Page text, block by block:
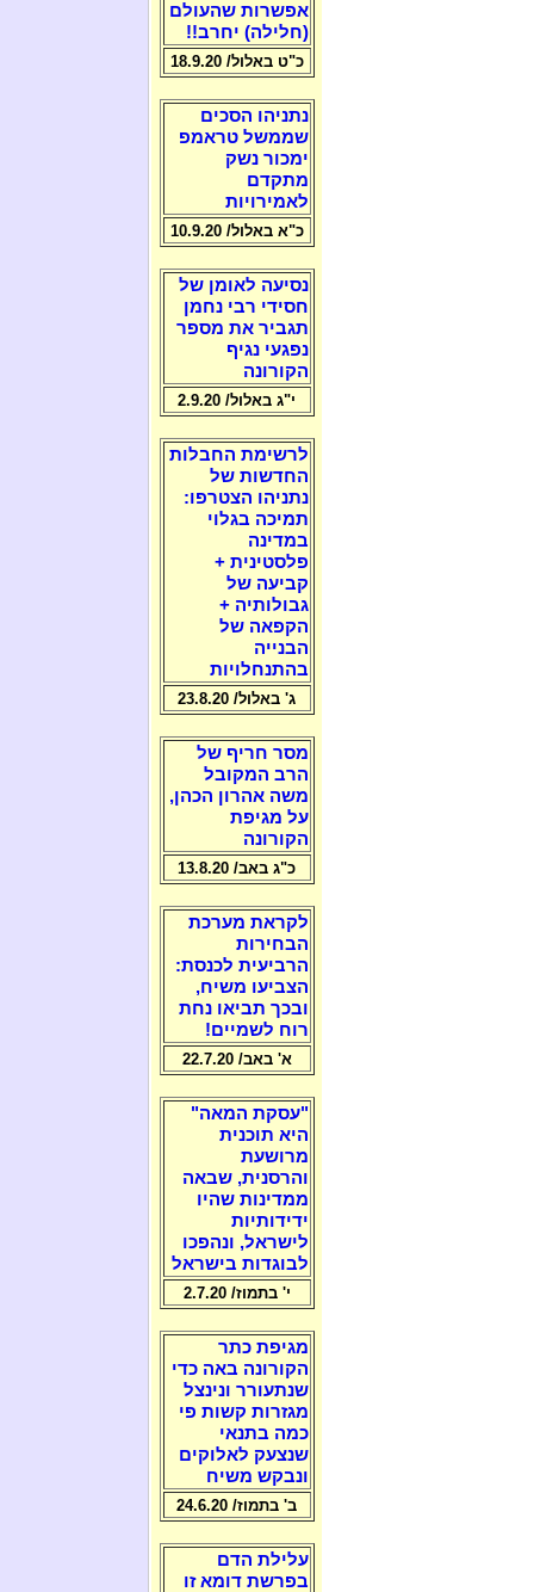
אפשרות שהעולם
(חלילה) יחרב!!
כ"ט באלול/ 18.9.20
נתניהו הסכים
שממשל טראמפ
ימכור נשק
מתקדם
לאמירויות
כ"א באלול/ 10.9.20
נסיעה לאומן של
חסידי רבי נחמן
תגביר את מספר
נפגעי נגיף
הקורונה
י"ג באלול/ 2.9.20
לרשימת החבלות
החדשות של
נתניהו הצטרפו:
תמיכה בגלוי
במדינה
פלסטינית +
קביעה של
גבולותיה +
הקפאה של
הבנייה
בהתנחלויות
ג' באלול/ 23.8.20
מסר חריף של
הרב המקובל
משה אהרון הכהן,
על מגיפת
הקורונה
כ"ג באב/ 13.8.20
לקראת מערכת
הבחירות
הרביעית לכנסת:
הצביעו משיח,
ובכך תביאו נחת
רוח לשמיים!
א' באב/ 22.7.20
"עסקת המאה"
היא תוכנית
מרושעת
והרסנית, שבאה
ממדינות שהיו
ידידותיות
לישראל, ונהפכו
לבוגדות בישראל
י' בתמוז/ 2.7.20
מגיפת כתר
הקורונה באה כדי
שנתעורר ונינצל
מגזרות קשות פי
כמה בתנאי
שנצעק לאלוקים
ונבקש משיח
ב' בתמוז/ 24.6.20
עלילת הדם
בפרשת דומא זו